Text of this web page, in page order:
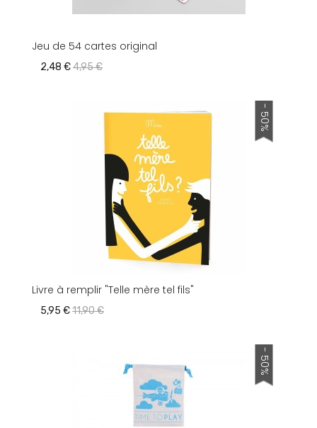
Jeu de 54 cartes original
2,48 €4,95 €
- 50%
Livre à remplir "Telle mère tel fils"
5,95 €11,90 €
- 50%